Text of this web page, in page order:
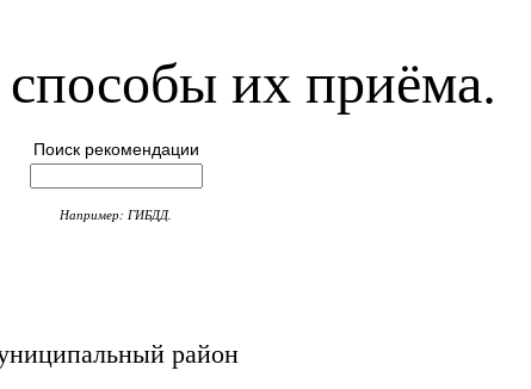
их приёма.
Поиск рекомендации
Например: ГИБДД.
район